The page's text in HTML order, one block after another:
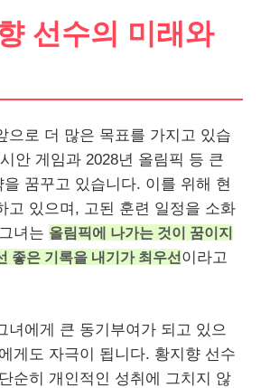
선수의 미래와
으로 더 많은 목표를 가지고 있습
안 게임과 2028년 올림픽 등 큰
꿈꾸고 있습니다. 이를 위해 현
고 있으며, 고된 훈련 일정을 소화
녀는 올림픽에 나가는 것이 꿈이지
좋은 기록을 내기가 최우선이라고
녀에게 큰 동기부여가 되고 있으
게도 자극이 됩니다. 황지향 선수
순히 개인적인 성취에 그치지 않